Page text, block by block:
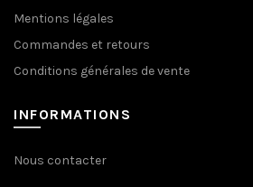
Mentions légales
Commandes et retours
Conditions générales de vente
INFORMATIONS
Nous contacter